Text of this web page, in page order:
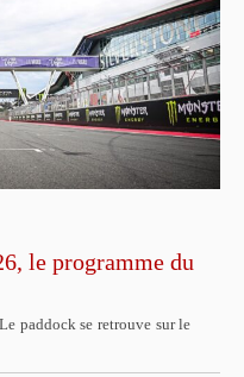
le programme du
paddock se retrouve sur le